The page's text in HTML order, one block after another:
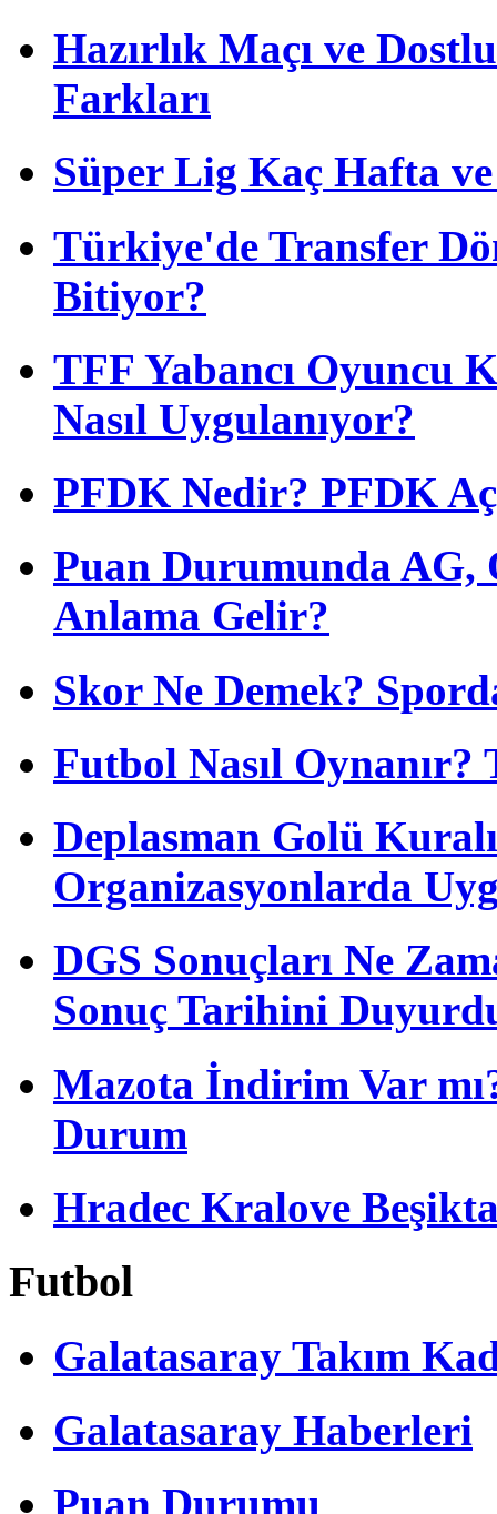
Hazırlık Maçı ve
Farkları
Süper Lig Kaç Hafta
Türkiye'de Transfer
Bitiyor?
TFF Yabancı Oyuncu
Nasıl Uygulanıyor?
PFDK Nedir? PFDK
Puan Durumunda AG,
Anlama Gelir?
Skor Ne Demek?
Futbol Nasıl
Deplasman Golü
Organizasyonlarda
DGS Sonuçları Ne
Sonuç Tarihini
Mazota İndirim Var
Durum
Hradec Kralove
Futbol
Galatasaray Takım
Galatasaray Haberleri
Puan Durumu